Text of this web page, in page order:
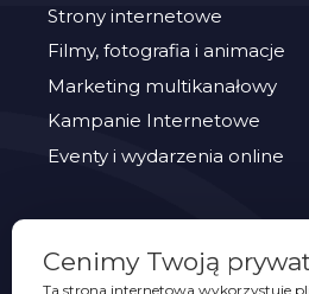
Strony internetowe
Filmy, fotografia i animacje
Marketing multikanałowy
Kampanie Internetowe
Eventy i wydarzenia online
Eventy
Cenimy Twoją
Ta strona internetowa wykorzystuje